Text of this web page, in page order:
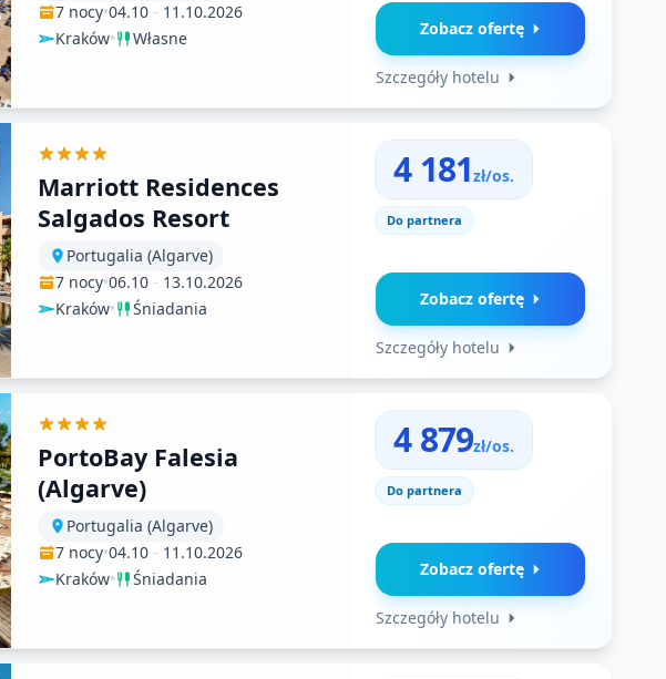
7 nocy•04.10 - 11.10.2026
Kraków• Własne Zobacz ofertę
Szczegóły hotelu
Marriott Residences
Salgados Resort
Portugalia (Algarve)
7 nocy•06.10 - 13.10.2026
Kraków• Śniadania
4 181zł/os.
Do partnera
Zobacz ofertę
Szczegóły hotelu
PortoBay Falesia
(Algarve)
Portugalia (Algarve)
7 nocy•04.10 - 11.10.2026
Kraków• Śniadania
4 879zł/os.
Do partnera
Zobacz ofertę
Szczegóły hotelu